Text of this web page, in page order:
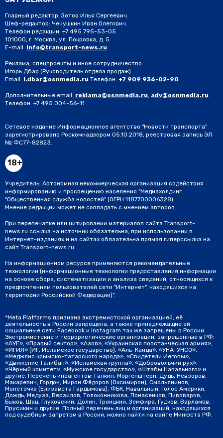
Главный редактор: Зотов Илья Сергеевич.
Шеф-редактор: Чечушкин Иван Олегович.
Телефон редакции: +7 495 795-53-05
101000, г. Москва, ул. Покровка, д. 5
E-mail: info@transport-news.ru
Реклама, спецпроекты и иное сотрудничество:
Игорь Дбар (Руководитель отдела продаж)
Email: i.dbar@osnmedia.ru Телефон: +7 909 936-02-90
Дополнительные email: reklama@osnmedia.ru, adv@osnmedia.ru
Телефон: +7 495 004-56-11
Сетевое издание Информационное агентство "Новости транспорта"
зарегистрировано Роскомнадзором 05.10.2018, реестровая запись ЭЛ
№ ФС77-82823.
18+
Учредитель: Автономная некоммерческая организация содействия
информированию и просвещению населения "Медиахолдинг
"Общественная служба новостей" (ОГРН 1187700006328).
Мнение редакции может не совпадать с мнением авторов.
При перепечатке или цитировании материалов сайта Transport-
news.ru ссылка на источник обязательна, при использовании в
Интернет-изданиях и на сайтах обязательна прямая гиперссылка на
сайт Transport-news.ru.
На информационном ресурсе применяются рекомендательные
технологии (информационные технологии предоставления информации
на основе сбора, систематизации и анализа сведений, относящихся к
предпочтениям пользователей сети "Интернет", находящихся на
территории Российской Федерации)".
*Meta Platforms признана экстремистской организацией, её
деятельность в России запрещена, а также принадлежащие ей
социальные сети Facebook и Instagram так же запрещены в России.
Экстремистские и террористические организации, запрещенные в РФ:
«АУЕ», «Правый сектор», «Азов», «Украинская повстанческая армия»,
«ИГИЛ» (ИГ, Исламское государство), «Аль-Каида», «УНА-УНСО»,
«Меджлис крымско-татарского народа», «Свидетели Иеговы»,
«Движение Талибан», «Исламская группа», «Добровольчий рух»,
«Чёрный комитет», «Мужское государство», «Штабы Навального» и
другие. Перечень иноагентов: Галкин, Моргенштерн, Дудь, Невзоров,
Макаревич, Гордон, Мирон Фёдоров (Оксимирон), Смольянинов,
Монеточка (Елизавета Гардымова), ФБК, Навальный, Голос Америки,
Дождь, Медуза, Верзилов, Толоконникова, Понасенков, Пивоваров,
Быков, Шац, Глуховский, Долин, Троицкий, Земфира, Гудков, Варламов,
Прусикин и другие. Полный перечень лиц и организаций, находящихся
под судебным запретом в России, можно найти на сайте Минюста РФ.